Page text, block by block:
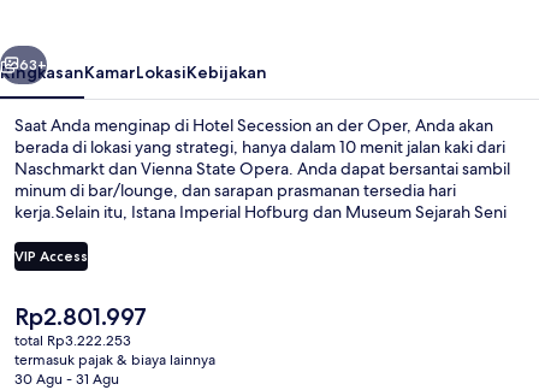
Berikutnya
63+
RingkasanKamarLokasiKebijakan
Saat Anda menginap di Hotel Secession an der Oper, Anda akan
berada di lokasi yang strategi, hanya dalam 10 menit jalan kaki dari
Naschmarkt dan Vienna State Opera. Anda dapat bersantai sambil
minum di bar/lounge, dan sarapan prasmanan tersedia hari
kerja.Selain itu, Istana Imperial Hofburg dan Museum Sejarah Seni
lokasinya untuk mengunjungi tempat menarik dan karena sangat
dekat dari transportasi umum: U-Bahn Museumsquartier hanya 5
VIP Access
Harga
saat
ini
Rp2.801.997
Rp2.801.997
total Rp3.222.253
termasuk pajak & biaya lainnya
30 Agu - 31 Agu